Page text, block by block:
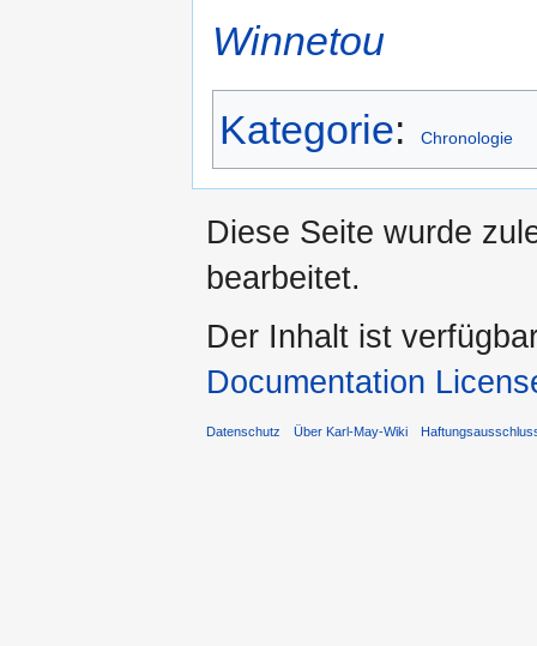
Winnetou
Kategorie: Chronologie
Diese Seite wurde
bearbeitet.
Der Inhalt ist
Documentation
Datenschutz Über Karl-May-Wiki